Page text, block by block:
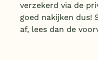
verzekerd via de
goed nakijken dus!
af, lees dan de